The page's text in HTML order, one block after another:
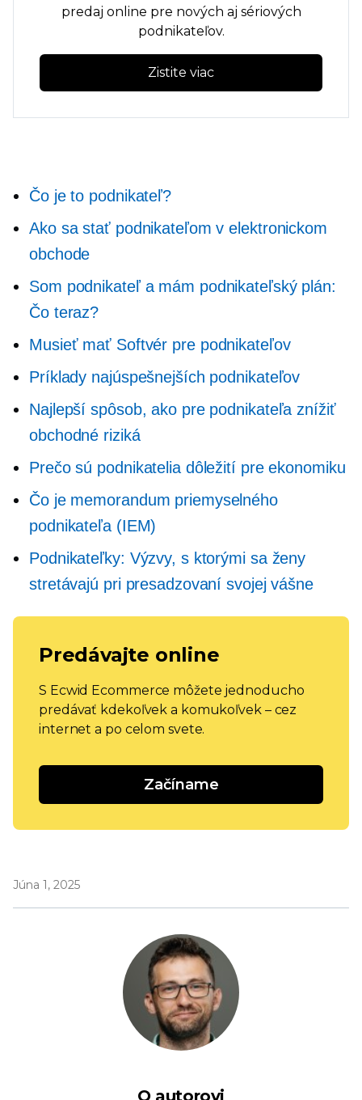
predaj online pre nových aj sériových
podnikateľov.
Zistite viac
Čo je to podnikateľ?
Ako sa stať podnikateľom v elektronickom
obchode
Som podnikateľ a mám podnikateľský plán:
Čo teraz?
Musieť mať Softvér pre podnikateľov
Príklady najúspešnejších podnikateľov
Najlepší spôsob, ako pre podnikateľa znížiť
obchodné riziká
Prečo sú podnikatelia dôležití pre ekonomiku
Čo je memorandum priemyselného
podnikateľa (IEM)
Podnikateľky: Výzvy, s ktorými sa ženy
stretávajú pri presadzovaní svojej vášne
Predávajte online
S Ecwid Ecommerce môžete jednoducho
predávať kdekoľvek a komukoľvek – cez
internet a po celom svete.
Začíname
Júna 1, 2025
O autorovi